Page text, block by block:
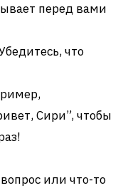
перед вами
что
Сири”, чтобы
или что-то